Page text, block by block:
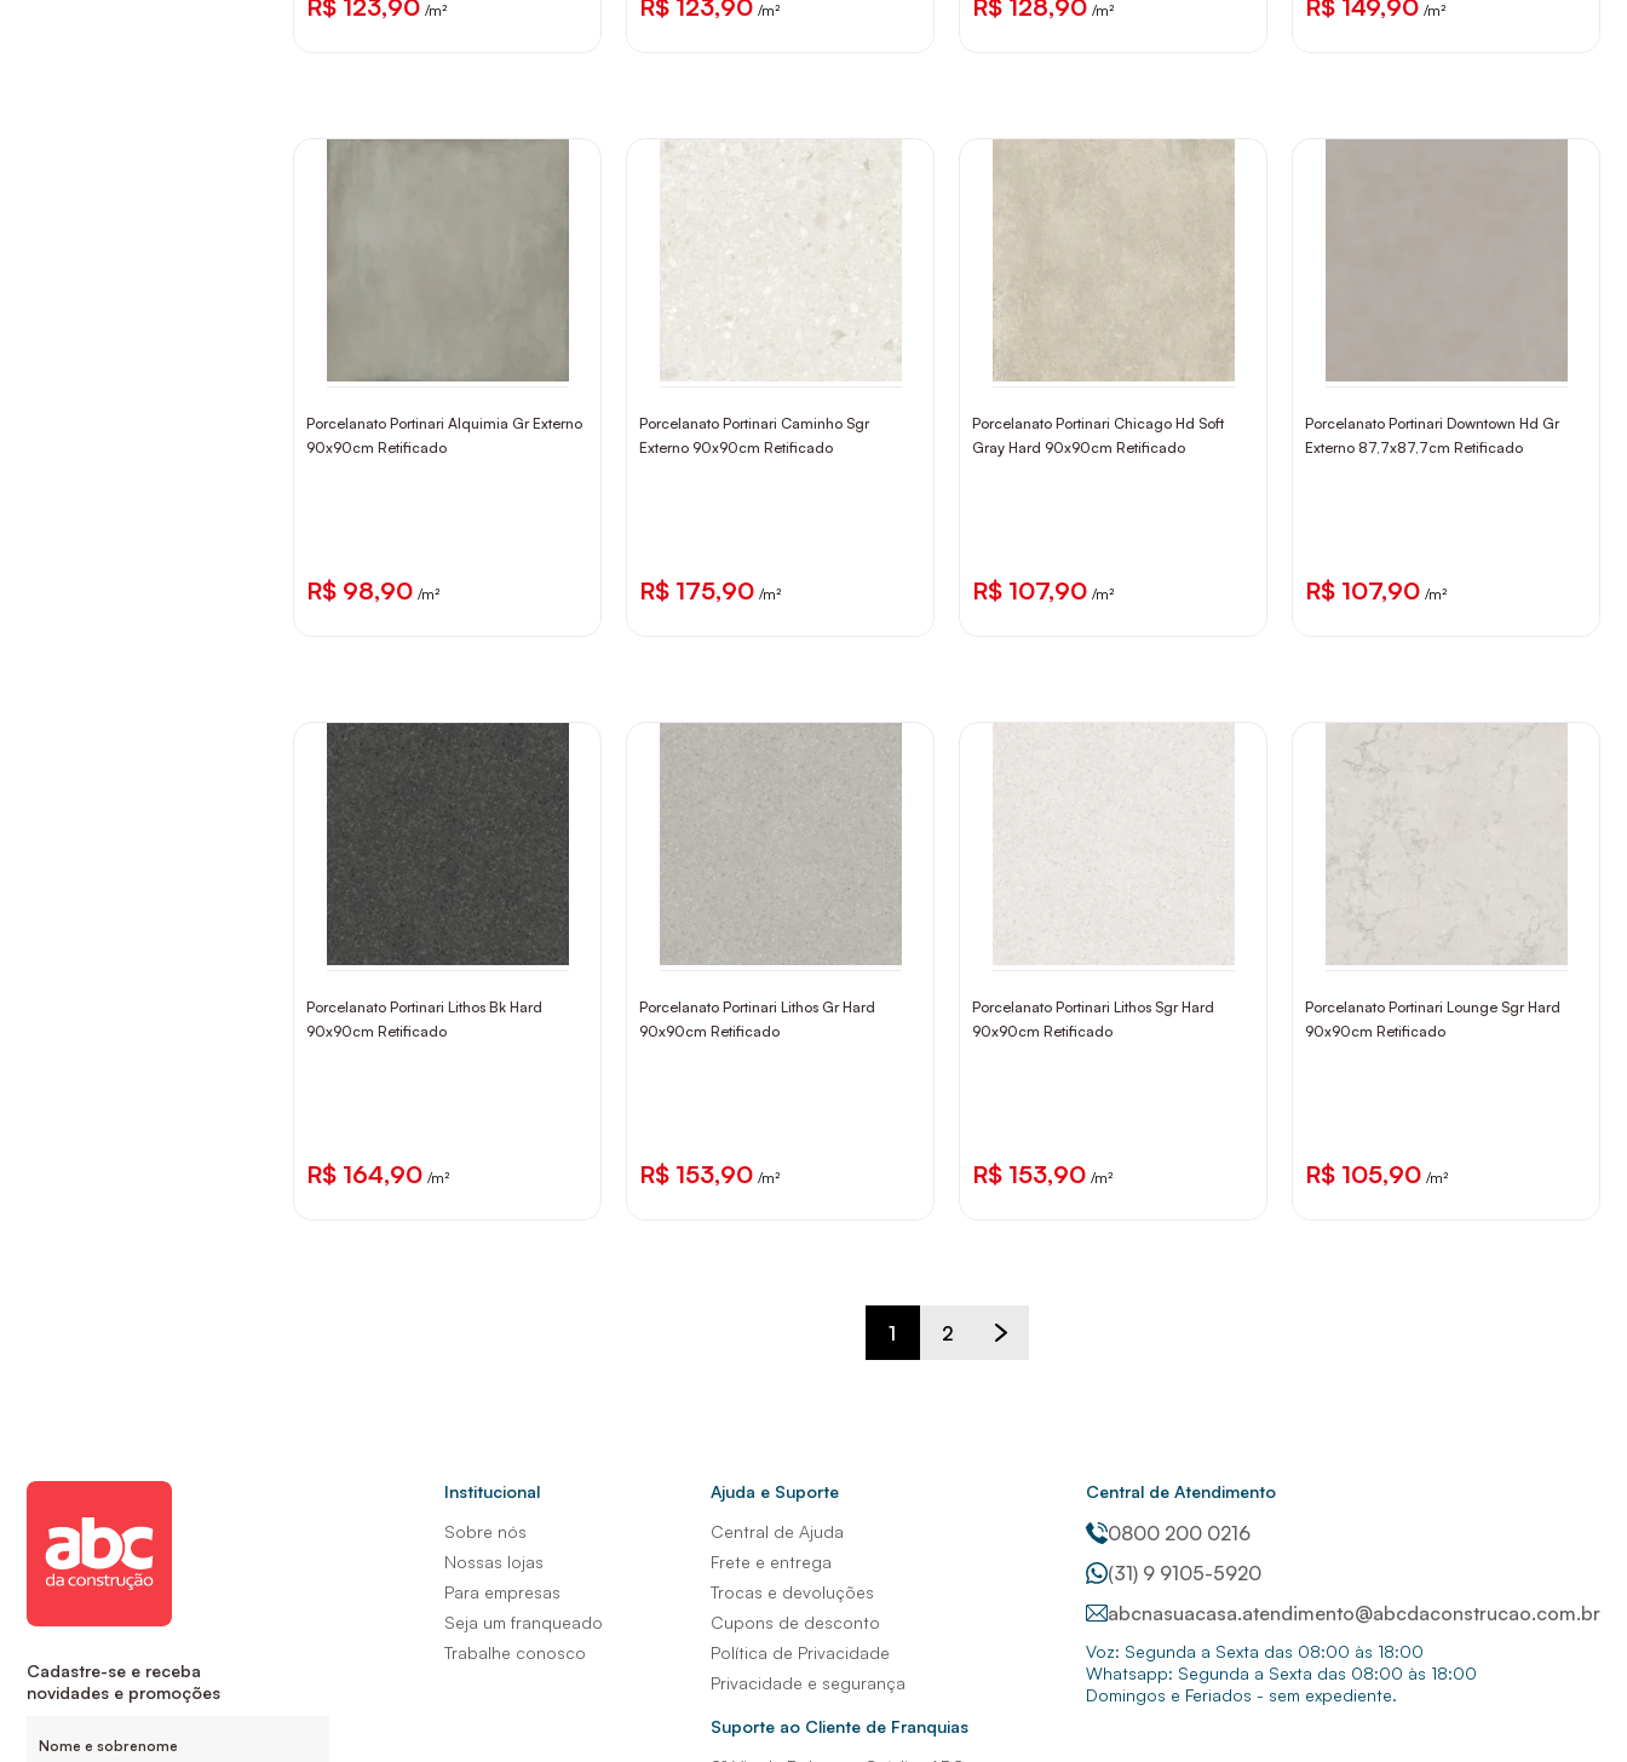
R$ 123,90 /m² R$ 123,90 /m² R$ 128,90 /m² R$ 149,90 /m²
Porcelanato Portinari Alquimia Gr Externo
90x90cm Retificado
R$ 98,90 /m²
Porcelanato Portinari Caminho Sgr
Externo 90x90cm Retificado
R$ 175,90 /m²
Porcelanato Portinari Chicago Hd Soft
Gray Hard 90x90cm Retificado
R$ 107,90 /m²
Porcelanato Portinari Downtown Hd Gr
Externo 87,7x87,7cm Retificado
R$ 107,90 /m²
Porcelanato Portinari Lithos Bk Hard
90x90cm Retificado
R$ 164,90 /m²
Porcelanato Portinari Lithos Gr Hard
90x90cm Retificado
R$ 153,90 /m²
Porcelanato Portinari Lithos Sgr Hard
90x90cm Retificado
R$ 153,90 /m²
Porcelanato Portinari Lounge Sgr Hard
90x90cm Retificado
R$ 105,90 /m²
1 2
Cadastre-se e receba
novidades e promoções
Institucional
Sobre nós
Nossas lojas
Para empresas
Seja um franqueado
Trabalhe conosco
Ajuda e Suporte
Central de Ajuda
Frete e entrega
Trocas e devoluções
Cupons de desconto
Política de Privacidade
Privacidade e segurança
Suporte ao Cliente de Franquias
Central de Atendimento
0800 200 0216
(31) 9 9105-5920
abcnasuacasa.atendimento@abcdaconstrucao.com.br
Voz: Segunda a Sexta das 08:00 às 18:00
Whatsapp: Segunda a Sexta das 08:00 às 18:00
Domingos e Feriados - sem expediente.